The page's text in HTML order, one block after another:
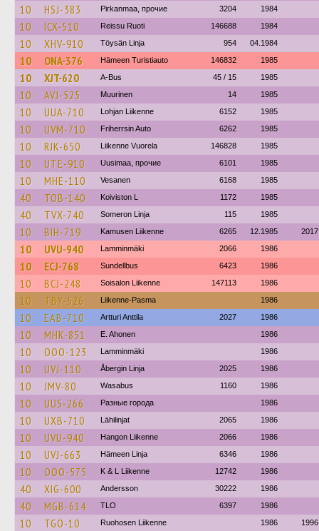
10 HSJ-383 Pirkanmaa, прочие 3204 1984
10 ICX-510 Reissu Ruoti 146688 1984
10 XHV-910 Töysän Linja 954 04.1984
10 ONA-376 Hämeen Turistiauto 146832 1985
10 XJT-620 A-Bus 45 / 15 1985
10 AVJ-525 Muurinen 14 1985
10 UUA-710 Lohjan Liikenne 6152 1985
10 UVM-710 Friherrsin Auto 6262 1985
10 RJK-650 Liikenne Vuorela 146828 1985
10 UTE-910 Uusimaa, прочие 6101 1985
10 MHE-110 Vesanen 6168 1985
40 TOB-140 Koiviston L 1172 1985
40 TVX-740 Someron Linja 115 1985
10 BIH-719 Kamusen Liikenne 6265 12.1985 2017
10 UVU-940 Lamminmäki 2066 1986
10 ECJ-768 Sundellbus 6423 1986
10 BCJ-248 Soisalon Liikenne 147113 1986
10 TBY-526 Liikenne-Pasma 1986
10 EAB-710 Artturi Anttila 2027 1986
10 MHK-851 E. Ahonen 1986
10 OOO-123 Lamminmäki 1986
10 UVJ-110 Åbergin Linja 2025 1986
10 JMV-80 Wasabus 1160 1986
10 UUS-266 Разные города 1986
10 UXB-710 Lähilinjat 2065 1986
10 UVU-940 Hangon Liikenne 2066 1986
10 UVJ-663 Hämeen Linja 6346 1986
10 OOO-575 K & L Liikenne 12742 1986
40 XIG-600 Andersson 30222 1986
40 MGB-614 TLO 6397 1986
10 TGO-10 Ruohosen Liikenne 1986 1996